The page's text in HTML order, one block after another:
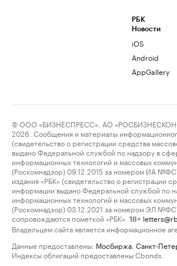
РБК
Новости
iOS
Android
AppGallery
© ООО «БИЗНЕСПРЕСС», АО
2026. Сообщения и материалы
(свидетельство о регистрации средства
выдано Федеральной службой по надзору в
информационных технологий и массовых
(Роскомнадзор) 09.12.2015 за номером ИА
издания «РБК» (свидетельство о регистрации
информации выдано Федеральной службой по
информационных технологий и массовых
(Роскомнадзор) 03.12.2021 за номером ЭЛ
сопровождаются пометкой «РБК».
18+
Владельцем сайта является информационное
Данные предоставлены: Мосбиржа Санкт-
Индексы облигаций предоставлены Cbonds.